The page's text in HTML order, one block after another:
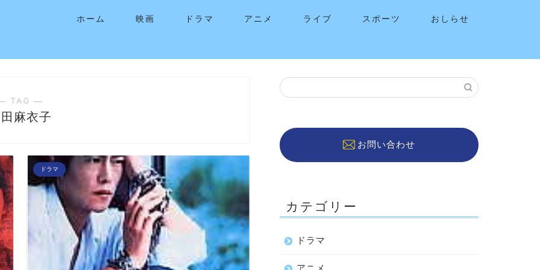
ホーム 映画 ドラマ アニメ ライブ スポーツ おしらせ
TAG ―
麻衣子
ドラマ
お問い合わせ
カテゴリー
ドラマ